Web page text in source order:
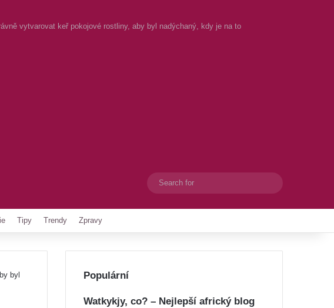
vytvarovat keř pokojové rostliny, aby byl nadýchaný, kdy je na to
Switch skin
Tipy Trendy Zpravy
byl
Populární
Watkykjy, co? – Nejlepší africký blog